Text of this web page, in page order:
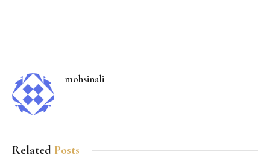
mohsinali
Related Posts